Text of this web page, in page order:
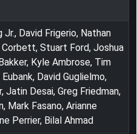
David Frigerio, Nathan
Corbett, Stuart Ford, Joshua
Kyle Ambrose, Tim
David Guglielmo,
Jatin Desai, Greg Friedman,
Mark Fasano, Arianne
Perrier, Bilal Ahmad